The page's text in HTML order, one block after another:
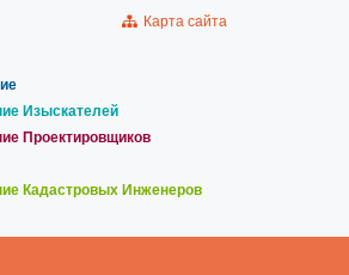
Карта сайта
Изыскателей
Проектировщиков
Кадастровых Инженеров